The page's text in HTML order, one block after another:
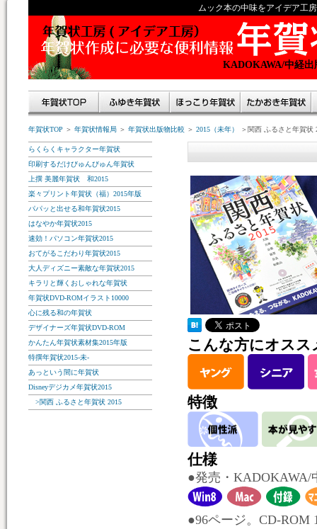
ムック本の中味をアイデア工
KADOKAWA/中経出
年賀状TOP ＞ 年賀状情報局 ＞ 年賀状出版物比較 ＞ 2015（未年） ＞関西 ふるさと年賀状
こんな方にオスス
特徴
仕様
●発売・KADOKAWA/
●96ページ。CD-ROM
らくらくキャラクター年賀状
印刷するだけびゅんびゅん年賀状
上撰 美麗年賀状 和2015
楽々プリント年賀状（福）2015年版
パパッと出せる和年賀状2015
はなやか年賀状2015
速効！パソコン年賀状2015
おてがるこだわり年賀状2015
大人ディズニー素敵な年賀状2015
キラリと輝くおしゃれな年賀状
年賀状DVD-ROMイラスト10000
心に残る和の年賀状
デザイナーズ年賀状DVD-ROM
かんたん年賀状素材集2015年版
特撰年賀状2015-未-
あっという間に年賀状
Disneyデジカメ年賀状2015
>関西 ふるさと年賀状 2015